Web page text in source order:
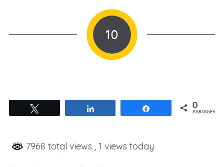
10
Partagez 0
PARTAGES
7968 total views , 1 views today